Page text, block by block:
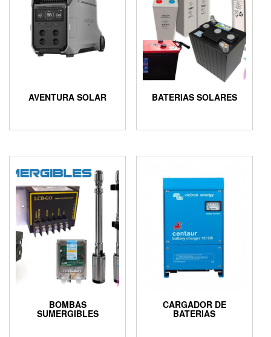
AVENTURA SOLAR BATERIAS SOLARES
BOMBAS
SUMERGIBLES
CARGADOR DE
BATERIAS